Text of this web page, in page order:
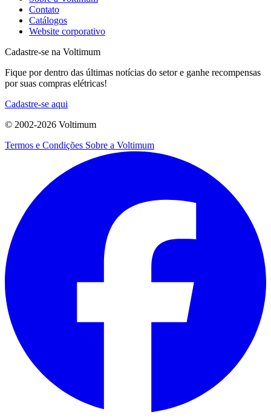
Contato
Catálogos
Website corporativo
Cadastre-se na Voltimum
Fique por dentro das últimas notícias do setor e ganhe recompensas
por suas compras elétricas!
Cadastre-se aqui
© 2002-2026 Voltimum
Termos e Condições Sobre a Voltimum